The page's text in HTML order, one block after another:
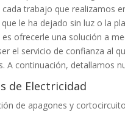
cada trabajo que realizamos
le ha dejado sin luz o la
ofrecerle una solución a
el servicio de confianza al
A continuación, detallamos
de Electricidad
de apagones y